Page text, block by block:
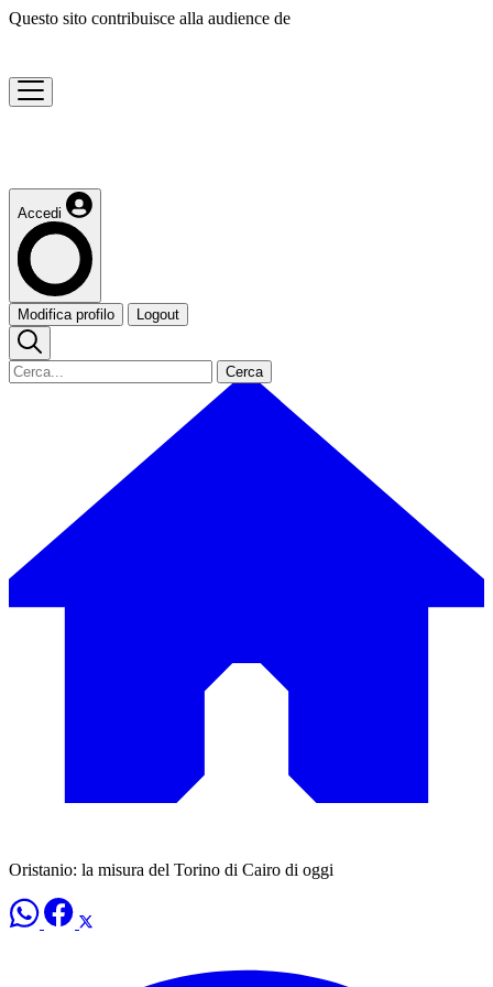
Questo sito contribuisce alla audience de
Accedi
Modifica profilo Logout
Cerca
Oristanio: la misura del Torino di Cairo di oggi